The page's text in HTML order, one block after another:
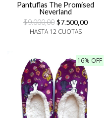
Pantuflas The Promised
Neverland
$9.000,00 $7.500,00
HASTA 12 CUOTAS
16% OFF